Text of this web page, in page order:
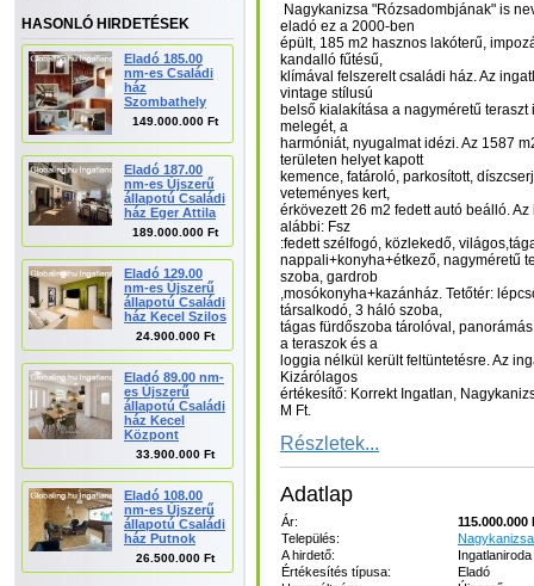
HASONLÓ HIRDETÉSEK
Eladó 185.00
nm-es Családi
ház
Szombathely
149.000.000 Ft
Eladó 187.00
nm-es Újszerű
állapotú Családi
ház Eger Attila
189.000.000 Ft
Eladó 129.00
nm-es Újszerű
állapotú Családi
ház Kecel Szilos
24.900.000 Ft
Eladó 89.00 nm-
es Újszerű
állapotú Családi
ház Kecel
Központ
33.900.000 Ft
Eladó 108.00
nm-es Újszerű
állapotú Családi
ház Putnok
26.500.000 Ft
Nagykanizsa "Rózsadombjának" is
eladó ez a 2000-ben
épült, 185 m2 hasznos lakóterű,
kandalló fűtésű,
klímával felszerelt családi ház. Az
vintage stílusú
belső kialakítása a nagyméretű teraszt
melegét, a
harmóniát, nyugalmat idézi. Az 1587
területen helyet kapott
kemence, fatároló, parkosított,
veteményes kert,
érkövezett 26 m2 fedett autó beálló.
alábbi: Fsz
:fedett szélfogó, közlekedő,
nappali+konyha+étkező, nagyméretű
szoba, gardrob
,mosókonyha+kazánház. Tetőtér:
társalkodó, 3 háló szoba,
tágas fürdőszoba tárolóval,
a teraszok és a
loggia nélkül került feltüntetésre. Az
Kizárólagos
értékesítő: Korrekt Ingatlan,
M Ft.
Részletek...
Adatlap
Ár:
115.000.000
Település:
Nagykanizsa
A hirdető:
Értékesítés típusa:
Eladó